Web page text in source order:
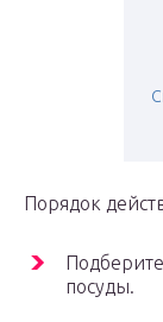
Порядок
посуды.